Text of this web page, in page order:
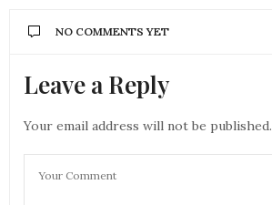
NO COMMENTS YET
Leave a Reply
Your email address will not be published.